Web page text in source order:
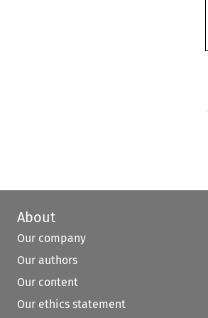
About
Our company
Our authors
Our content
Our ethics statement